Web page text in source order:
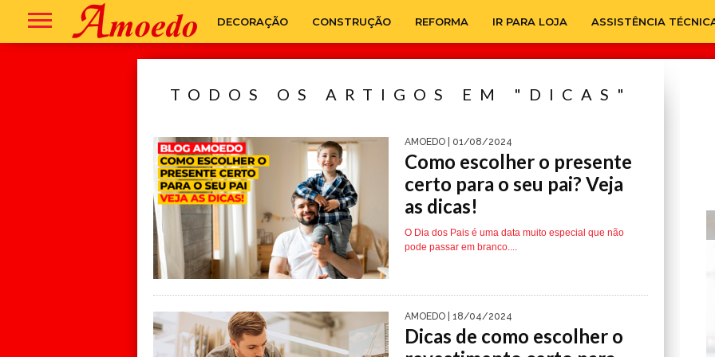
DECORAÇÃO CONSTRUÇÃO REFORMA IR PARA LOJA ASSISTÊNCIA
TODOS OS ARTIGOS EM "DICAS"
AMOEDO | 01/08/2024
Como escolher o presente
certo para o seu pai? Veja
as dicas!
O Dia dos Pais é uma data muito especial que não
pode passar em branco....
AMOEDO | 18/04/2024
Dicas de como escolher o